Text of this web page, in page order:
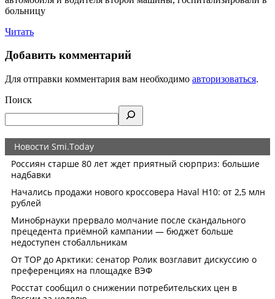
больницу
Читать
Добавить комментарий
Для отправки комментария вам необходимо авторизоваться.
Поиск